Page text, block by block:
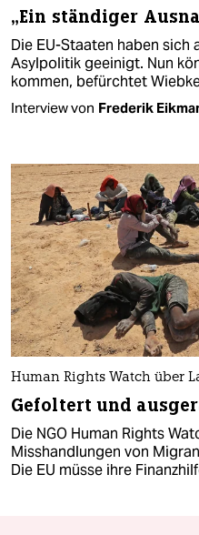
„Ein ständiger
Die EU-Staaten haben sich
Asylpolitik geeinigt. Nun
kommen, befürchtet
Interview von Frederik
Human Rights Watch über
Gefoltert und
Die NGO Human Rights
Misshandlungen von
Die EU müsse ihre